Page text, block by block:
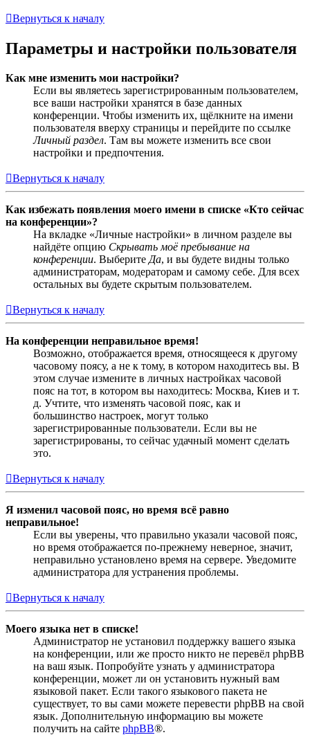
Вернуться к началу
Параметры и настройки пользователя
Как мне изменить мои настройки?
Если вы являетесь зарегистрированным пользователем,
все ваши настройки хранятся в базе данных
конференции. Чтобы изменить их, щёлкните на имени
пользователя вверху страницы и перейдите по ссылке
Личный раздел. Там вы можете изменить все свои
настройки и предпочтения.
Вернуться к началу
Как избежать появления моего имени в списке «Кто сейчас
на конференции»?
На вкладке «Личные настройки» в личном разделе вы
найдёте опцию Скрывать моё пребывание на
конференции. Выберите Да, и вы будете видны только
администраторам, модераторам и самому себе. Для всех
остальных вы будете скрытым пользователем.
Вернуться к началу
На конференции неправильное время!
Возможно, отображается время, относящееся к другому
часовому поясу, а не к тому, в котором находитесь вы. В
этом случае измените в личных настройках часовой
пояс на тот, в котором вы находитесь: Москва, Киев и т.
д. Учтите, что изменять часовой пояс, как и
большинство настроек, могут только
зарегистрированные пользователи. Если вы не
зарегистрированы, то сейчас удачный момент сделать
это.
Вернуться к началу
Я изменил часовой пояс, но время всё равно
неправильное!
Если вы уверены, что правильно указали часовой пояс,
но время отображается по-прежнему неверное, значит,
неправильно установлено время на сервере. Уведомите
администратора для устранения проблемы.
Вернуться к началу
Моего языка нет в списке!
Администратор не установил поддержку вашего языка
на конференции, или же просто никто не перевёл phpBB
на ваш язык. Попробуйте узнать у администратора
конференции, может ли он установить нужный вам
языковой пакет. Если такого языкового пакета не
существует, то вы сами можете перевести phpBB на свой
язык. Дополнительную информацию вы можете
получить на сайте phpBB®.